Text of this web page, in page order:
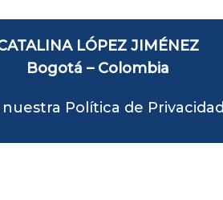
LÓPEZ JIMÉNEZ
Bogotá – Colombia
nuestra Política de Privacidad